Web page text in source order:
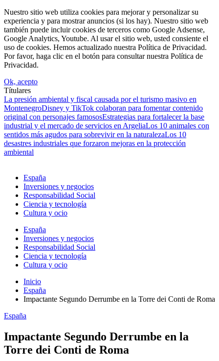
Nuestro sitio web utiliza cookies para mejorar y personalizar su
experiencia y para mostrar anuncios (si los hay). Nuestro sitio web
también puede incluir cookies de terceros como Google Adsense,
Google Analytics, Youtube. Al usar el sitio web, usted consiente el
uso de cookies. Hemos actualizado nuestra Política de Privacidad.
Por favor, haga clic en el botón para consultar nuestra Política de
Privacidad.
Ok, acepto
Títulares
La presión ambiental y fiscal causada por el turismo masivo en
MontenegroDisney y TikTok colaboran para fomentar contenido
original con personajes famososEstrategias para fortalecer la base
industrial y el mercado de servicios en ArgeliaLos 10 animales con
sentidos más agudos para sobrevivir en la naturalezaLos 10
desastres industriales que forzaron mejoras en la protección
ambiental
España
Inversiones y negocios
Responsabilidad Social
Ciencia y tecnología
Cultura y ocio
España
Inversiones y negocios
Responsabilidad Social
Ciencia y tecnología
Cultura y ocio
Inicio
España
Impactante Segundo Derrumbe en la Torre dei Conti de Roma
España
Impactante Segundo Derrumbe en la
Torre dei Conti de Roma